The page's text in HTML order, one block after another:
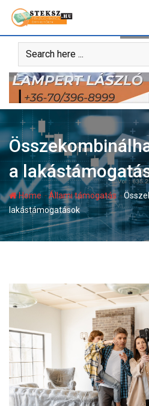
content
a
Home-Állami támogatás-
lakástámogatások